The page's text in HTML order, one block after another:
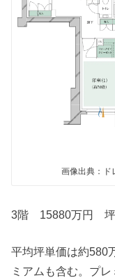
画像出典：ド
3階 15880万円 坪
平均坪単価は約580
ミアムも含む。プ